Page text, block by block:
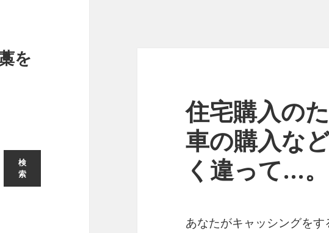
を
検
索
住宅購入の
車の購入な
く違って…。
あなたがキャッシングを